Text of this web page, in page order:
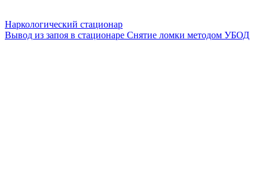
Наркологический стационар
Вывод из запоя в стационаре Снятие ломки методом УБОД